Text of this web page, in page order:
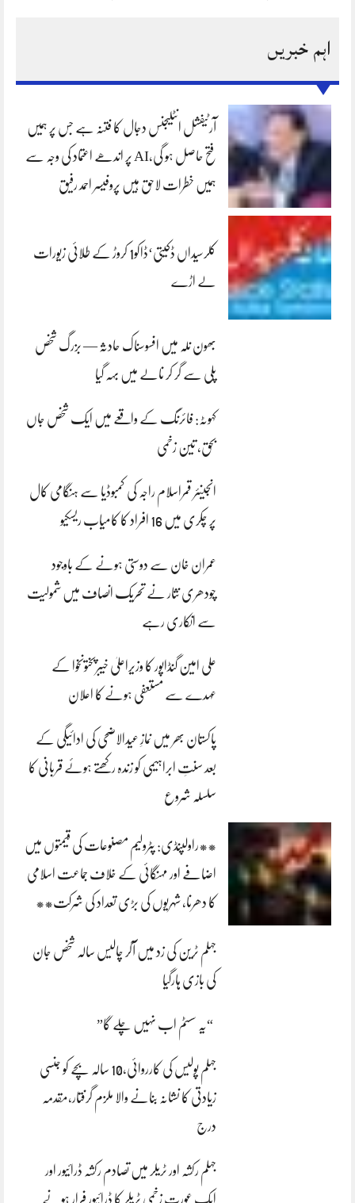
اہم خبریں
آرٹیفشل انٹلیجنس دجال کا فتنہ ہے جس پر ہمیں
فتح حاصل ہو گی،AI پر اندھے اعتماد کی وجہ سے
ہمیں خطرات لاحق ہیں پروفیسر احمد رفیق
کلرسیداں ڈکیتی‘ڈاکو1 کروڑ کے طلائی زیورات
لے اڑے
بھون نلہ میں افسوسناک حادثہ — بزرگ شخص
پلی سے گر کر نالے میں بہہ گیا
کہوٹہ: فائرنگ کے واقعے میں ایک شخص جاں
بحق، تین زخمی
انجینئر قمراسلام راجہ کی کمبوڈیا سے ہنگامی کال
پر چکری میں 16 افراد کا کامیاب ریسکیو
عمران خان سے دوستی ہونے کے باوجود
چودھری نثار نے تحریک انصاف میں شمولیت
سے انکاری رہے
علی امین گنڈاپور کا وزیراعلیٰ خیبرپختونخوا کے
عہدے سے مستعفی ہونے کا اعلان
پاکستان بھر میں نمازِ عیدالاضحی کی ادائیگی کے
بعد سنتِ ابراہیمی کو زندہ رکھتے ہوئے قربانی کا
سلسلہ شروع
**راولپنڈی: پٹرولیم مصنوعات کی قیمتوں میں
اضافے اور مہنگائی کے خلاف جماعت اسلامی
کا دھرنا، شہریوں کی بڑی تعداد کی شرکت**
جہلم ٹرین کی زد میں آکر چالیس سالہ شخص جان
کی بازی ہارگیا
“یہ سسٹم اب نہیں چلے گا”
جہلم پولیس کی کارروائی،10 سالہ بچے کو جنسی
زیادتی کا نشانہ بنانے والا ملزم گرفتار،مقدمہ
درج
جہلم رکشہ اور ٹریلر میں تصادم رکشہ ڈرائیور اور
ایک عورت زخمی ٹریلر کا ڈرائیور فرار ہونے